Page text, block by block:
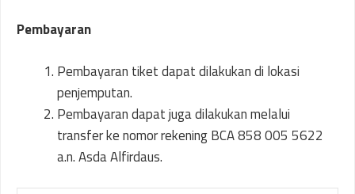
Pembayaran
Pembayaran tiket dapat dilakukan di lokasi
penjemputan.
Pembayaran dapat juga dilakukan melalui
transfer ke nomor rekening BCA 858 005 5622
a.n. Asda Alfirdaus.